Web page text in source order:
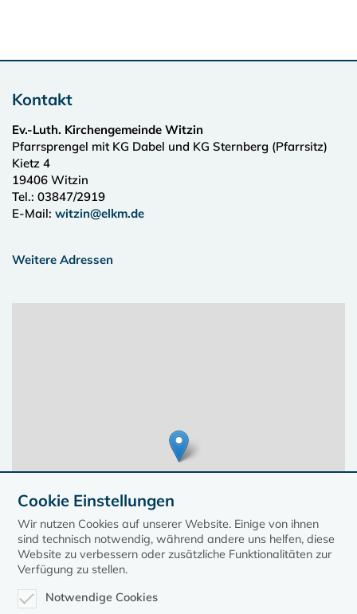
Kontakt
Ev.-Luth. Kirchengemeinde Witzin
Pfarrsprengel mit KG Dabel und KG Sternberg (Pfarrsitz)
Kietz 4
19406 Witzin
Tel.: 03847/2919
E-Mail: witzin@elkm.de
Weitere Adressen
Cookie Einstellungen
Wir nutzen Cookies auf unserer Website. Einige von ihnen
sind technisch notwendig, während andere uns helfen, diese
Website zu verbessern oder zusätzliche Funktionalitäten zur
Verfügung zu stellen.
Notwendige Cookies